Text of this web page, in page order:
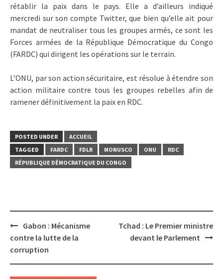
rétablir la paix dans le pays. Elle a d’ailleurs indiqué
mercredi sur son compte Twitter, que bien qu’elle ait pour
mandat de neutraliser tous les groupes armés, ce sont les
Forces armées de la République Démocratique du Congo
(FARDC) qui dirigent les opérations sur le terrain.
L’ONU, par son action sécuritaire, est résolue à étendre son
action militaire contre tous les groupes rebelles afin de
ramener définitivement la paix en RDC.
POSTED UNDER
ACCUEIL
TAGGED
FARDC FDLR MONUSCO ONU
RDC
RÉPUBLIQUE DÉMOCRATIQUE DU CONGO
Post
navigation
Gabon : Mécanisme
contre la lutte de la
corruption
Tchad : Le Premier ministre
devant le Parlement